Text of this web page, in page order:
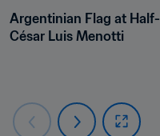
Argentinian Flag at
César Luis Menotti